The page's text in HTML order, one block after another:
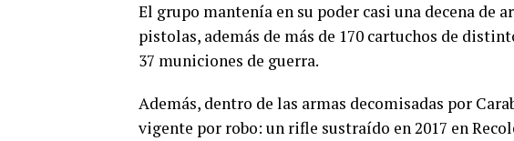
El grupo mantenía en su poder casi una decena de
pistolas, además de más de 170 cartuchos de
37 municiones de guerra.
Además, dentro de las armas decomisadas por
vigente por robo: un rifle sustraído en 2017 en